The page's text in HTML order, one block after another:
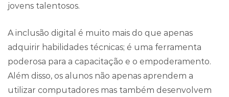
jovens talentosos.
A inclusão digital é muito mais do que apenas
adquirir habilidades técnicas; é uma ferramenta
poderosa para a capacitação e o empoderamento.
Além disso, os alunos não apenas aprendem a
utilizar computadores mas também desenvolvem